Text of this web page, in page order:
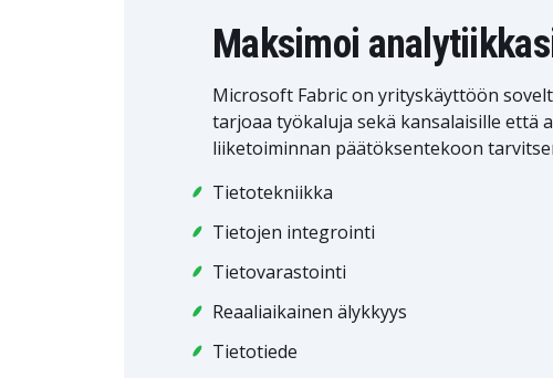
Maksimoi
Microsoft Fabric on yrityskäyttöön
tarjoaa työkaluja sekä kansalaisille että
liiketoiminnan päätöksentekoon
Tietotekniikka
Tietojen integrointi
Tietovarastointi
Reaaliaikainen älykkyys
Tietotiede